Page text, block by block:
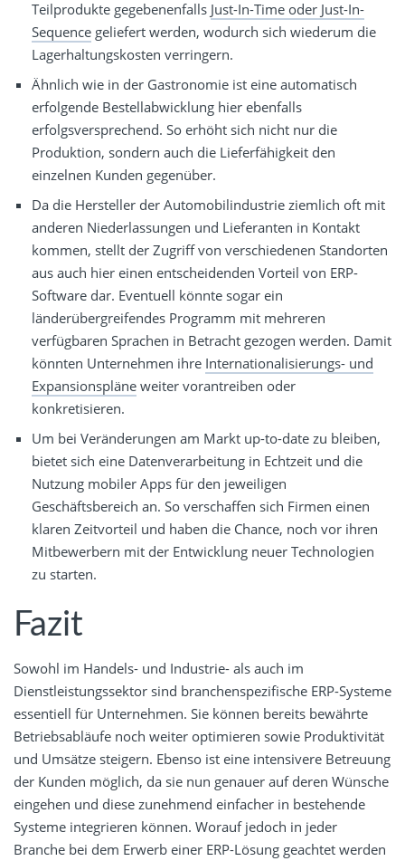
Teilprodukte gegebenenfalls Just-In-Time oder Just-In-
Sequence geliefert werden, wodurch sich wiederum die
Lagerhaltungskosten verringern.
Ähnlich wie in der Gastronomie ist eine automatisch
erfolgende Bestellabwicklung hier ebenfalls
erfolgsversprechend. So erhöht sich nicht nur die
Produktion, sondern auch die Lieferfähigkeit den
einzelnen Kunden gegenüber.
Da die Hersteller der Automobilindustrie ziemlich oft mit
anderen Niederlassungen und Lieferanten in Kontakt
kommen, stellt der Zugriff von verschiedenen Standorten
aus auch hier einen entscheidenden Vorteil von ERP-
Software dar. Eventuell könnte sogar ein
länderübergreifendes Programm mit mehreren
verfügbaren Sprachen in Betracht gezogen werden. Damit
könnten Unternehmen ihre Internationalisierungs- und
Expansionspläne weiter vorantreiben oder
konkretisieren.
Um bei Veränderungen am Markt up-to-date zu bleiben,
bietet sich eine Datenverarbeitung in Echtzeit und die
Nutzung mobiler Apps für den jeweiligen
Geschäftsbereich an. So verschaffen sich Firmen einen
klaren Zeitvorteil und haben die Chance, noch vor ihren
Mitbewerbern mit der Entwicklung neuer Technologien
zu starten.
Fazit
Sowohl im Handels- und Industrie- als auch im
Dienstleistungssektor sind branchenspezifische ERP-Systeme
essentiell für Unternehmen. Sie können bereits bewährte
Betriebsabläufe noch weiter optimieren sowie Produktivität
und Umsätze steigern. Ebenso ist eine intensivere Betreuung
der Kunden möglich, da sie nun genauer auf deren Wünsche
eingehen und diese zunehmend einfacher in bestehende
Systeme integrieren können. Worauf jedoch in jeder
Branche bei dem Erwerb einer ERP-Lösung geachtet werden